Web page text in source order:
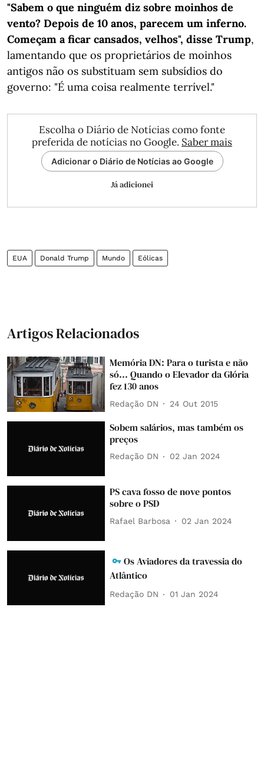
"Sabem o que ninguém diz sobre moinhos de
vento? Depois de 10 anos, parecem um inferno.
Começam a ficar cansados, velhos", disse Trump,
lamentando que os proprietários de moinhos
antigos não os substituam sem subsídios do
governo: "É uma coisa realmente terrível."
Escolha o Diário de Notícias como fonte
preferida de notícias no Google. Saber mais
Adicionar o Diário de Notícias ao Google
Já adicionei
EUA Donald Trump Mundo Eólicas
Artigos Relacionados
Memória DN: Para o turista e não
só... Quando o Elevador da Glória
fez 130 anos
Redação DN 24 Out 2015
Sobem salários, mas também os
preços
Redação DN 02 Jan 2024
PS cava fosso de nove pontos
sobre o PSD
Rafael Barbosa 02 Jan 2024
Os Aviadores da travessia do
Atlântico
Redação DN 01 Jan 2024